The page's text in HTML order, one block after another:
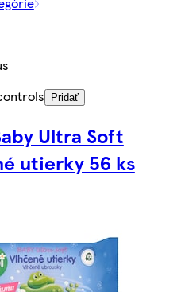
Pridať
Ultra Soft
utierky 56 ks